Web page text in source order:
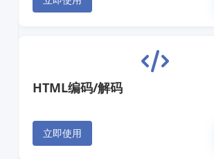
HTML编码/解码
立即使用